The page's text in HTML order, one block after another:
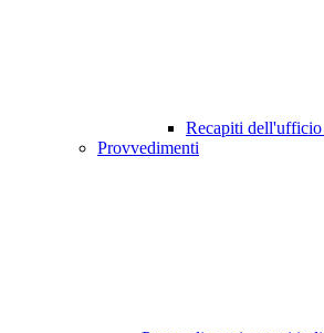
Recapiti dell'ufficio
Provvedimenti